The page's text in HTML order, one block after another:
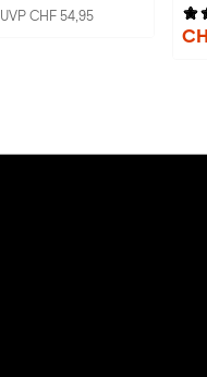
UVP CHF 54,95